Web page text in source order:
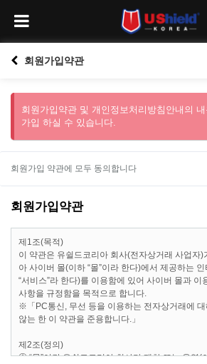
회원가입약관
회원가입약관 및 개인정보처리방침안내의
가입 하실 수 있습니다.
회원가입 약관에 모두 동의합니다
회원가입약관